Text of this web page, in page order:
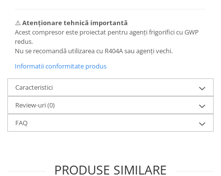
⚠️ Atenționare tehnică importantă
Acest compresor este proiectat pentru agenți frigorifici cu GWP
redus.
Nu se recomandă utilizarea cu R404A sau agenți vechi.
Informatii conformitate produs
Caracteristici
Review-uri(0)
FAQ
PRODUSE SIMILARE